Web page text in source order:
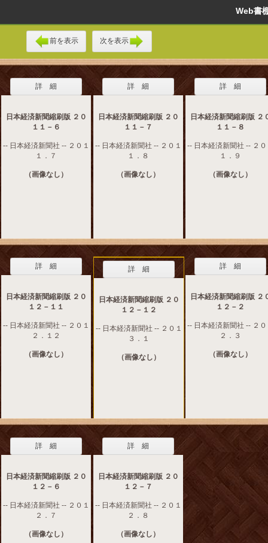
Web
前を表示 次を表示
詳 細
日本経済新聞縮刷版 ２０
１１－６
-- 日本経済新聞社 -- ２０１
１．７
（画像なし）
詳 細
日本経済新聞縮刷版 ２０
１１－７
-- 日本経済新聞社 -- ２０１
１．８
（画像なし）
詳 細
日本経済新聞縮刷版 ２
１１－８
-- 日本経済新聞社 -- ２０
１．９
（画像なし）
詳 細
日本経済新聞縮刷版 ２０
１２－１１
-- 日本経済新聞社 -- ２０１
２．１２
（画像なし）
詳 細
日本経済新聞縮刷版 ２０
１２－１２
-- 日本経済新聞社 -- ２０１
３．１
（画像なし）
詳 細
日本経済新聞縮刷版 ２
１２－２
-- 日本経済新聞社 -- ２０
２．３
（画像なし）
詳 細
日本経済新聞縮刷版 ２０
１２－６
-- 日本経済新聞社 -- ２０１
２．７
（画像なし）
詳 細
日本経済新聞縮刷版 ２０
１２－７
-- 日本経済新聞社 -- ２０１
２．８
（画像なし）